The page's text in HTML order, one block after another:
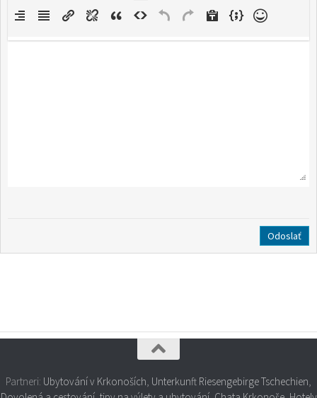
Partneri: Ubytování v Krkonoších, Unterkunft Riesengebirge Tschechien,